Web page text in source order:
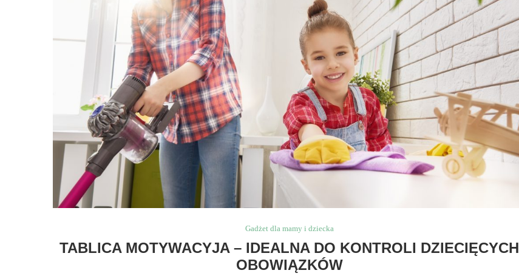
Gadżet dla mamy i dziecka
TABLICA MOTYWACYJA – IDEALNA DO KONTROLI DZIECIĘCYCH
OBOWIĄZKÓW